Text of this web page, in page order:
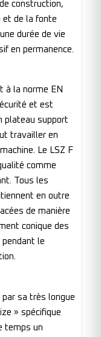
construction,
et de la fonte
durée de vie
en permanence.
à la norme EN
et est
plateau support
travailler en
Le LSZ F
comme
Tous les
en outre
de manière
conique des
pendant le
par sa très longue
» spécifique
temps un